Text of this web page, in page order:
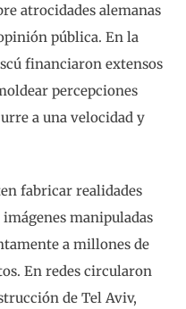
atrocidades alemanas
pública. En la
financiaron extensos
percepciones
a una velocidad y
fabricar realidades
imágenes manipuladas
a millones de
En redes circularon
de Tel Aviv,